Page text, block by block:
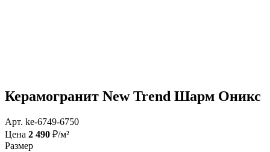
Керамогранит New Trend Шарм Оникс
Арт. ke-6749-6750
Цена 2 490 ₽/м²
Размер